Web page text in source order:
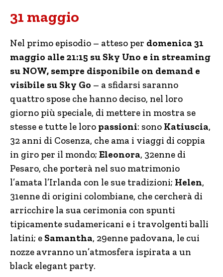
31 maggio
Nel primo episodio – atteso per domenica 31
maggio alle 21:15 su Sky Uno e in streaming
su NOW, sempre disponibile on demand e
visibile su Sky Go – a sfidarsi saranno
quattro spose che hanno deciso, nel loro
giorno più speciale, di mettere in mostra se
stesse e tutte le loro passioni: sono Katiuscia,
32 anni di Cosenza, che ama i viaggi di coppia
in giro per il mondo; Eleonora, 32enne di
Pesaro, che porterà nel suo matrimonio
l’amata l’Irlanda con le sue tradizioni; Helen,
31enne di origini colombiane, che cercherà di
arricchire la sua cerimonia con spunti
tipicamente sudamericani e i travolgenti balli
latini; e Samantha, 29enne padovana, le cui
nozze avranno un’atmosfera ispirata a un
black elegant party.